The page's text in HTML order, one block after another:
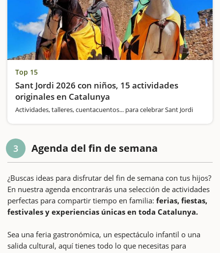
Top 15
Sant Jordi 2026 con niños, 15 actividades
originales en Catalunya
Actividades, talleres, cuentacuentos... para celebrar Sant Jordi
3 Agenda del fin de semana
¿Buscas ideas para disfrutar del fin de semana con tus hijos?
En nuestra agenda encontrarás una selección de actividades
perfectas para compartir tiempo en familia: ferias, fiestas,
festivales y experiencias únicas en toda Catalunya.
Sea una feria gastronómica, un espectáculo infantil o una
salida cultural, aquí tienes todo lo que necesitas para